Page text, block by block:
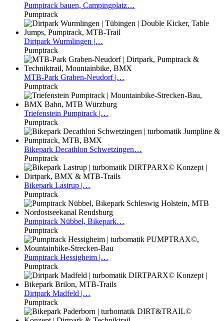
Pumptrack bauen, Campingplatz…
Pumptrack
Dirtpark Wurmlingen |…
Pumptrack
MTB-Park Graben-Neudorf |…
Pumptrack
Triefenstein Pumptrack |…
Pumptrack
Bikepark Decathlon Schwetzingen…
Pumptrack
Bikepark Lastrup |…
Pumptrack
Pumptrack Nübbel, Bikepark…
Pumptrack
Pumptrack Hessigheim |…
Pumptrack
Dirtpark Madfeld |…
Pumptrack